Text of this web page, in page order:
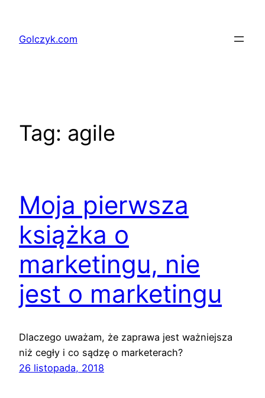
treściGolczyk.com
Tag: agile
Moja pierwsza
książka o
marketingu, nie
jest o marketingu
Dlaczego uważam, że zaprawa jest ważniejsza
niż cegły i co sądzę o marketerach?
26 listopada, 2018